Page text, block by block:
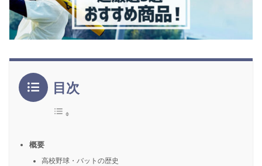
目次
概要
高校野球・バットの歴史